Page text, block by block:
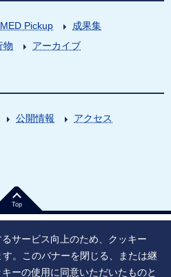
Pickup
成果集
物
アーカイブ
公開情報
アクセス
Top
東京都千代田区大手町1丁目7番1号
サービス向上のため、クッキー
す。このバナーを閉じる、または継
ーの使用に同意いただいたものと